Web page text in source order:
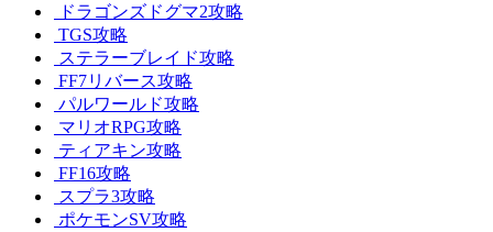
ドラゴンズドグマ2攻略
TGS攻略
ステラーブレイド攻略
FF7リバース攻略
パルワールド攻略
マリオRPG攻略
ティアキン攻略
FF16攻略
スプラ3攻略
ポケモンSV攻略